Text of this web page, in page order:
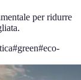
per ridurre
#green#eco-